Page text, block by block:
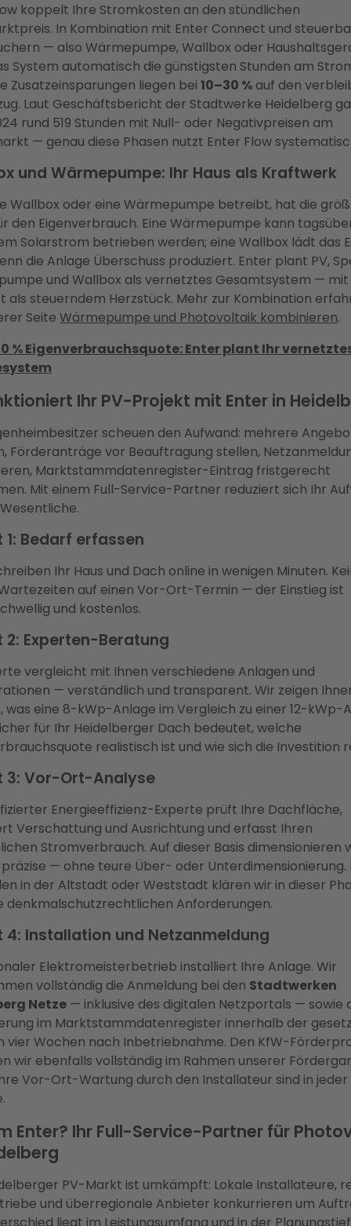
koppelt Ihre Stromkosten an den stündlichen
In Kombination mit Enter Connect und
— also Wärmepumpe, Wallbox oder
System automatisch die günstigsten Stunden am
Zusatzeinsparungen liegen bei 10–30 % auf den
Laut Geschäftsbericht der Stadtwerke Heidelberg
rund 519 Stunden mit Null- oder Negativpreisen am
— genau diese Phasen nutzt Enter Flow
und Wärmepumpe: Ihr Haus als Kraftwerk
Wallbox oder eine Wärmepumpe betreibt, hat die
den Eigenverbrauch. Eine Wärmepumpe kann
Solarstrom betrieben werden; eine Wallbox lädt das
die Anlage Überschuss produziert. Enter plant PV,
und Wallbox als vernetztes Gesamtsystem —
als steuerndem Herzstück. Mehr zur Kombination
Seite Wärmepumpe und Photovoltaik kombinieren.
% Eigenverbrauchsquote: Enter plant Ihr
Ihr PV-Projekt mit Enter in
scheuen den Aufwand: mehrere
Förderanträge vor Beauftragung stellen,
Marktstammdatenregister-Eintrag fristgerecht
Mit einem Full-Service-Partner reduziert sich Ihr
1: Bedarf erfassen
Ihr Haus und Dach online in wenigen Minuten.
auf einen Vor-Ort-Termin — der Einstieg ist
und kostenlos.
2: Experten-Beratung
vergleicht mit Ihnen verschiedene Anlagen und
— verständlich und transparent. Wir zeigen
was eine 8-kWp-Anlage im Vergleich zu einer 12-kWp-
für Ihr Heidelberger Dach bedeutet, welche
realistisch ist und wie sich die Investition
3: Vor-Ort-Analyse
Energieeffizienz-Experte prüft Ihre Dachfläche,
Verschattung und Ausrichtung und erfasst Ihren
Stromverbrauch. Auf dieser Basis dimensionieren
— ohne teure Über- oder Unterdimensionierung.
in der Altstadt oder Weststadt klären wir in dieser
denkmalschutzrechtlichen Anforderungen.
4: Installation und Netzanmeldung
Elektromeisterbetrieb installiert Ihre Anlage. Wir
vollständig die Anmeldung bei den Stadtwerken
Netze — inklusive des digitalen Netzportals — sowie
im Marktstammdatenregister innerhalb der
vier Wochen nach Inbetriebnahme. Den KfW-
wir ebenfalls vollständig im Rahmen unserer
Vor-Ort-Wartung durch den Installateur sind in jeder
Enter? Ihr Full-Service-Partner für
PV-Markt ist umkämpft: Lokale Installateure,
und überregionale Anbieter konkurrieren um